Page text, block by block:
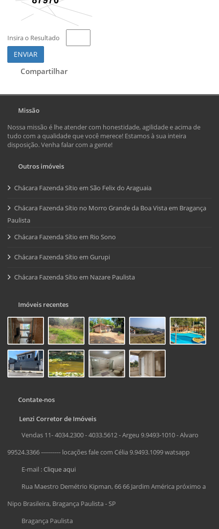
Insira o Resultado
ENVIAR
Compartilhar
Missão
Nossa missão é lhe atender com honestidade, agilidade e acima de
tudo com a qualidade que você merece! Estamos à sua inteira
disposição. Venha falar com a gente!
Outros imóveis
Chácara Fazenda Sítio em São Felix do Araguaia
Chácara Fazenda Sítio no Morro Grande da Boa Vista em Bragança
Paulista
Chácara Fazenda Sítio em Rio Sono
Chácara Fazenda Sítio em Gurupi
Chácara Fazenda Sítio em Nazare Paulista
Imóveis recentes
Contate-nos
Lenzi Corretor de Imóveis
Vendas 11- 4034.2300 - 4033.5612 - Argeu 9.9493-1010 - Alvaro
99524.3366 ---------- locações fale com Célia 9.9493.1099 watsapp
E-mail :Clique aqui
Rua Maestro Demétrio Kipman, 66 66 Jardim América próximo a
Nipo Brasileira, Bragança Paulista - SP
Bragança Paulista